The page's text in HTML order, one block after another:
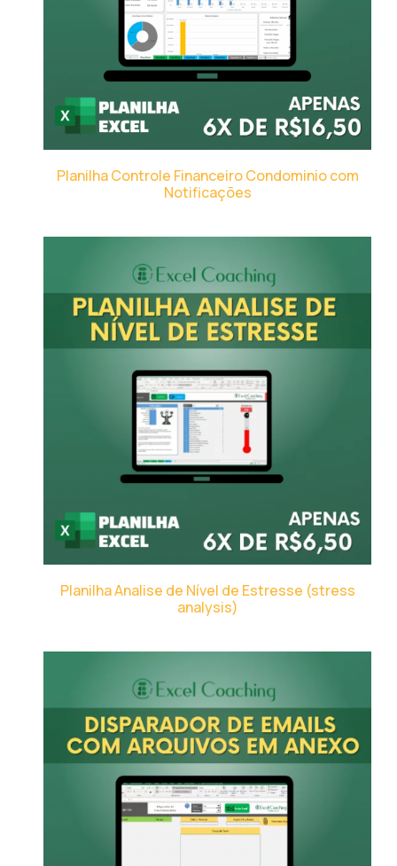
Planilha Controle Financeiro Condominio com
Notificações
Planilha Analise de Nível de Estresse (stress
analysis)